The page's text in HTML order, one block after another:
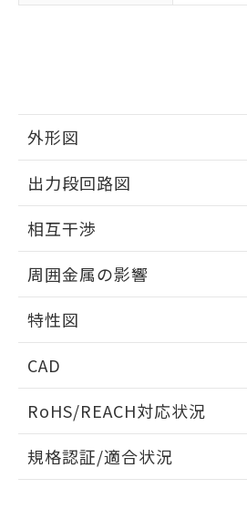
外形図
外形図
出力段回路図
出力段回路図
相互干渉
相互干渉
A: 70mm以上、B: 45mm以上
周囲金属の影響
周囲金属の影響
特性図
検出物体の大きさと材質による影響
CAD
ドすることができます。
ログイン/会員
RoHS/REACH対応状況
EU RoHS 注意事項・凡例
規格認証/適合状況
登録された部品リスト
指します。
51物質の非含有証明書（当
※本証明書は発行日時点で非
ものではありません。
また、RoHS指令のフタル
物質の対応では、対応完了
荷製品に未対応品が混在する
欄に対応日を記載しており
既に当社にて対応品への在
す。